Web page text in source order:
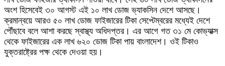
অংশ হিসেবেই ৩০ আগস্ট এই ১০ লাখ ডোজ ভ্যাকসিন দেশে আসছে।
ক্রমান্বয়ে আরও ৫০ লাখ ডোজ ফাইজারের টিকা সেপ্টেম্বরের মধ্যেই দেশে
পৌঁছাবে বলে আশা করছে স্বাস্থ্য অধিদপ্তর। এর আগে গত ৩১ মে কোভ্যাক্স
থেকে ফাইজারের এক লাখ ৬২০ ডোজ টিকা পায় বাংলাদেশ। ওই টিকাও
যুক্তরাষ্ট্রের পক্ষ থেকে দেওয়া হয়।